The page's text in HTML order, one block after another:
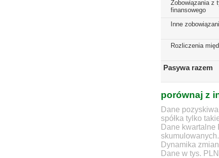
Zobowiązania z
finansowego
Inne
Rozliczenia
Pasywa razem
porównaj z
Dane
spółka tylko
Dane
skumulowanych.
Dynamika
Dane w tys. PLN